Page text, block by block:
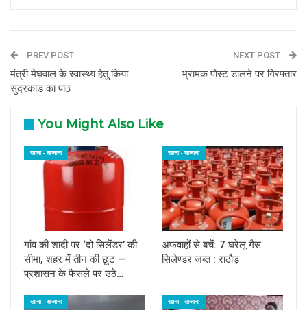
PREV POST
मंत्री मेघवाल के स्वास्थ्य हेतु किया
सुंदरकांड का पाठ
NEXT POST
भ्रामक पोस्ट डालने पर गिरफ्तार
You Might Also Like
खाना - खजाना
गांव की शादी पर ‘दो सिलेंडर’ की
सीमा, शहर में तीन की छूट —
प्रशासन के फैसले पर उठे…
खाना - खजाना
अफवाहों से बचें: 7 घरेलू गैस
सिलेण्डर जब्त : राठौड़
खाना - खजाना खाना - खजाना